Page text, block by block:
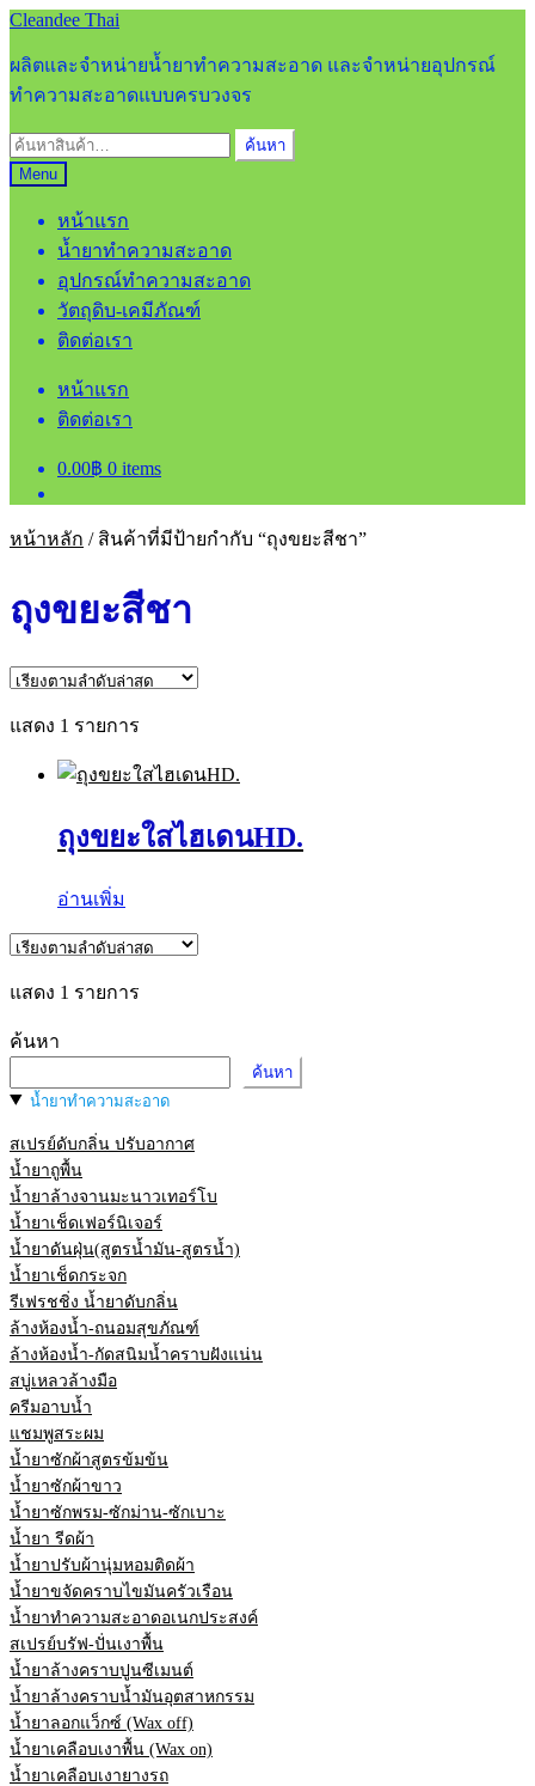
Skip
navigation
Skip
content
Cleandee Thai
ผลิตและจำหน่ายน้ำยาทำความสะอาด และจำหน่ายอุปกรณ์
ทำความสะอาดแบบครบวงจร
ค้นหา:
ค้นหา
Menu
หน้าแรก
น้ำยาทำความสะอาด
อุปกรณ์ทำความสะอาด
วัตถุดิบ-เคมีภัณฑ์
ติดต่อเรา
หน้าแรก
ติดต่อเรา
0.00฿ 0 items
หน้าหลัก / สินค้าที่มีป้ายกำกับ “ถุงขยะสีชา”
ถุงขยะสีชา
แสดง 1 รายการ
ถุงขยะใสไฮเดนHD.
อ่านเพิ่ม
แสดง 1 รายการ
ค้นหา
ค้นหา
น้ำยาทำความสะอาด
สเปรย์ดับกลิ่น ปรับอากาศ
น้ำยาถูพื้น
น้ำยาล้างจานมะนาวเทอร์โบ
น้ำยาเช็ดเฟอร์นิเจอร์
น้ำยาดันฝุ่น(สูตรน้ำมัน-สูตรน้ำ)
น้ำยาเช็ดกระจก
รีเฟรชชิ่ง น้ำยาดับกลิ่น
ล้างห้องน้ำ-ถนอมสุขภัณฑ์
ล้างห้องน้ำ-กัดสนิมน้ำคราบฝังแน่น
สบู่เหลวล้างมือ
ครีมอาบน้ำ
แชมพูสระผม
น้ำยาซักผ้าสูตรข้มข้น
น้ำยาซักผ้าขาว
น้ำยาซักพรม-ซักม่าน-ซักเบาะ
น้ำยา รีดผ้า
น้ำยาปรับผ้านุ่มหอมติดผ้า
น้ำยาขจัดคราบไขมันครัวเรือน
น้ำยาทำความสะอาดอเนกประสงค์
สเปรย์บรัฟ-ปั่นเงาพื้น
น้ำยาล้างคราบปูนซีเมนต์
น้ำยาล้างคราบน้ำมันอุตสาหกรรม
น้ำยาลอกแว็กซ์ (Wax off)
น้ำยาเคลือบเงาพื้น (Wax on)
น้ำยาเคลือบเงายางรถ